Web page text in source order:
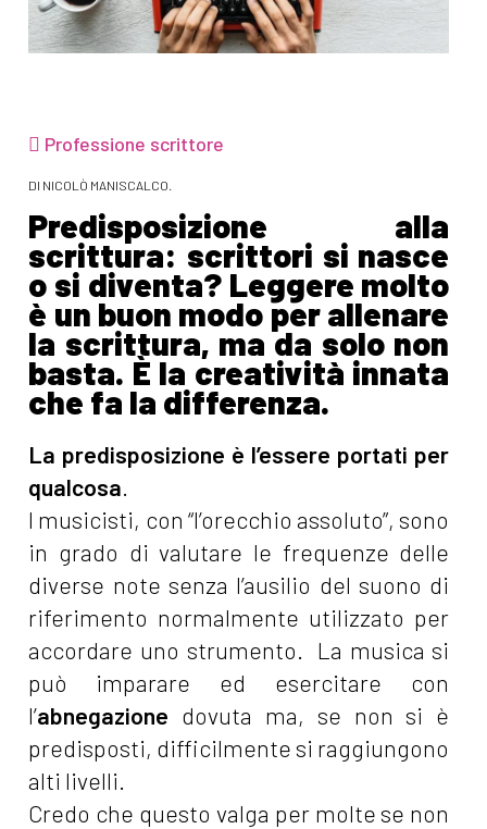
Professione scrittore
DI NICOLÒ MANISCALCO.
Predisposizione alla
scrittura: scrittori si nasce
o si diventa? Leggere molto
è un buon modo per allenare
la scrittura, ma da solo non
basta. È la creatività innata
che fa la differenza.
La predisposizione è l’essere portati per
qualcosa.
I musicisti, con “l’orecchio assoluto”, sono
in grado di valutare le frequenze delle
diverse note senza l’ausilio del suono di
riferimento normalmente utilizzato per
accordare uno strumento. La musica si
può imparare ed esercitare con
l’abnegazione dovuta ma, se non si è
predisposti, difficilmente si raggiungono
alti livelli.
Credo che questo valga per molte se non